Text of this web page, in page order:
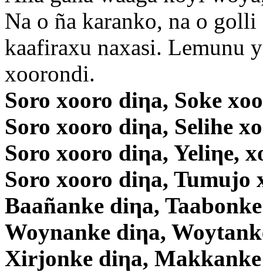
Na o ña karanko, na o
kaafiraxu naxasi. Lemunu
xoorondi.
Soro xooro diηa, Soke
Soro xooro diηa, Selihe
Soro xooro diηa, Yeliηe,
Soro xooro diηa, Tumujo
Baañanke diηa,
Woynanke diηa,
Xirjonke diηa,